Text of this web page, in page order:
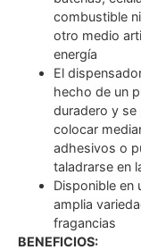
combustible
otro medio
energía
El
hecho de un
duradero y se
colocar
adhesivos o
taladrarse en
Disponible en
amplia
fragancias
BENEFICIOS: